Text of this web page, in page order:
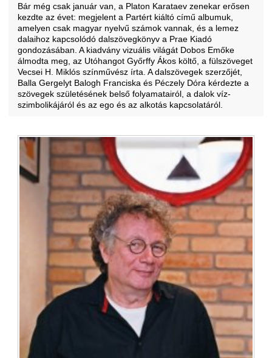
Bár még csak január van, a Platon Karataev zenekar erősen
kezdte az évet: megjelent a Partért kiáltó című albumuk,
amelyen csak magyar nyelvű számok vannak, és a lemez
dalaihoz kapcsolódó dalszövegkönyv a Prae Kiadó
gondozásában. A kiadvány vizuális világát Dobos Emőke
álmodta meg, az Utóhangot Győrffy Ákos költő, a fülszöveget
Vecsei H. Miklós színművész írta. A dalszövegek szerzőjét,
Balla Gergelyt Balogh Franciska és Péczely Dóra kérdezte a
szövegek születésének belső folyamatairól, a dalok víz-
szimbolikájáról és az ego és az alkotás kapcsolatáról.